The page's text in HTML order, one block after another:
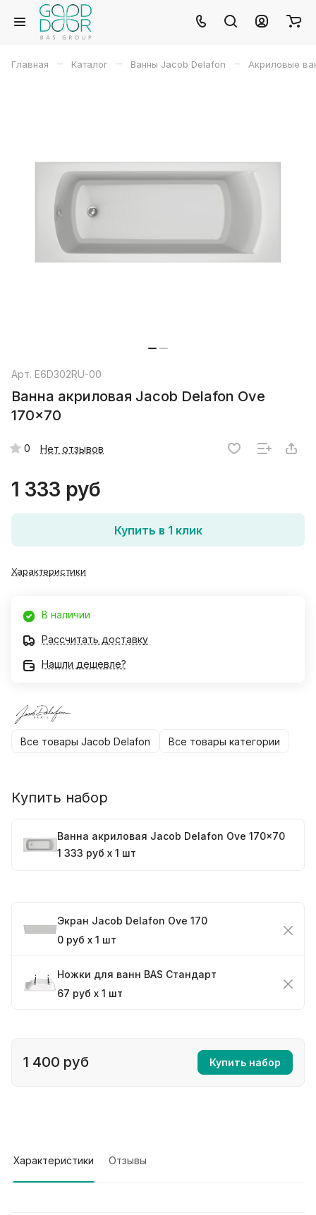
Главная – Каталог – Ванны Jacob Delafon – Акриловые
Арт. E6D302RU-00
Ванна акриловая Jacob Delafon Ove
170x70
0 Нет отзывов
1 333 руб
Купить в 1 клик
Характеристики
В наличии
Рассчитать доставку
Нашли дешевле?
Все товары Jacob Delafon Все товары категории
Купить набор
Ванна акриловая Jacob Delafon Ove 170x70
1 333 руб x 1 шт
Экран Jacob Delafon Ove 170
0 руб x 1 шт
Ножки для ванн BAS Стандарт
67 руб x 1 шт
1 400 руб Купить набор
Характеристики Отзывы